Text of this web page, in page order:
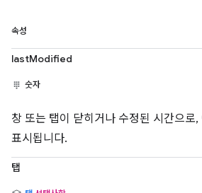
속성
lastModified
숫자
창 또는 탭이 닫히거나 수정된 시간으로
표시됩니다.
탭